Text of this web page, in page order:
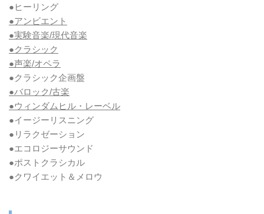
●ヒーリング
●アンビエント
●実験音楽/現代音楽
●クラシック
●声楽/オペラ
●クラシック企画盤
●バロック/古楽
●ウィンダムヒル・レーベル
●イージーリスニング
●リラクゼーション
●エコロジーサウンド
●ポストクラシカル
●クワイエット＆メロウ